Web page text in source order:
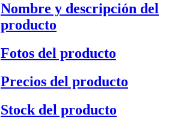
Nombre y descripción del
producto
Fotos del producto
Precios del producto
Stock del producto